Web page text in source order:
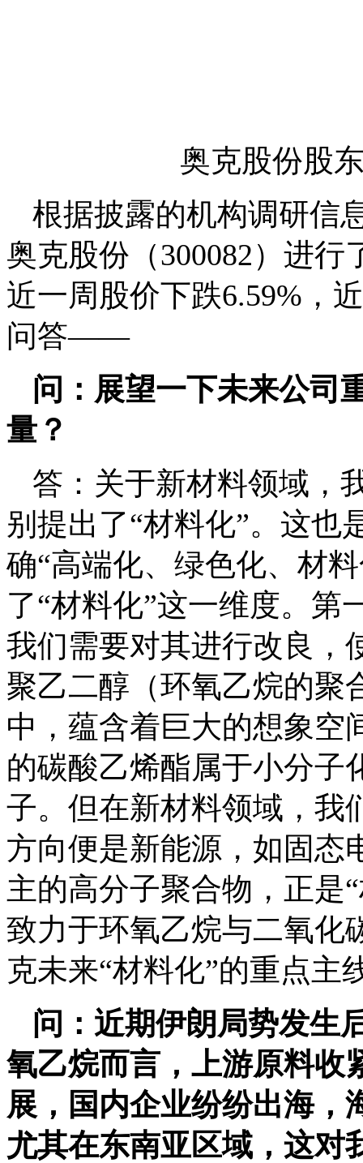
奥克股份股
根据披露的机构调研信
奥克股份（300082）进行
近一周股价下跌6.59%，
问答——
问：展望一下未来公司
量？
答：关于新材料领域，
别提出了“材料化”。这也
确“高端化、绿色化、材
了“材料化”这一维度。第
我们需要对其进行改良，
聚乙二醇（环氧乙烷的聚
中，蕴含着巨大的想象空
的碳酸乙烯酯属于小分子
子。但在新材料领域，我
方向便是新能源，如固态
主的高分子聚合物，正是
致力于环氧乙烷与二氧化
克未来“材料化”的重点主
问：近期伊朗局势发生
氧乙烷而言，上游原料收
展，国内企业纷纷出海，
尤其在东南亚区域，这对